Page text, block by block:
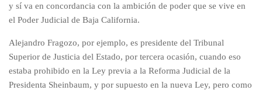
y sí va en concordancia con la ambición de poder que se vive en
el Poder Judicial de Baja California.
Alejandro Fragozo, por ejemplo, es presidente del Tribunal
Superior de Justicia del Estado, por tercera ocasión, cuando eso
estaba prohibido en la Ley previa a la Reforma Judicial de la
Presidenta Sheinbaum, y por supuesto en la nueva Ley, pero como